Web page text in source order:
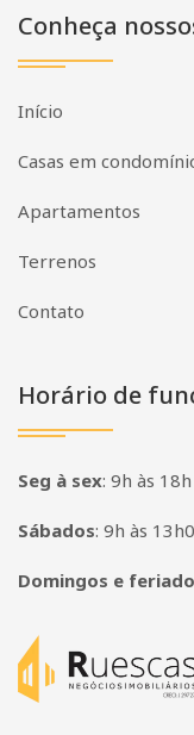
Conheça
Início
Casas em
Apartamentos
Terrenos
Contato
Horário de
Seg à sex: 9h às 18h
Sábados: 9h às
Domingos e
Página inicial